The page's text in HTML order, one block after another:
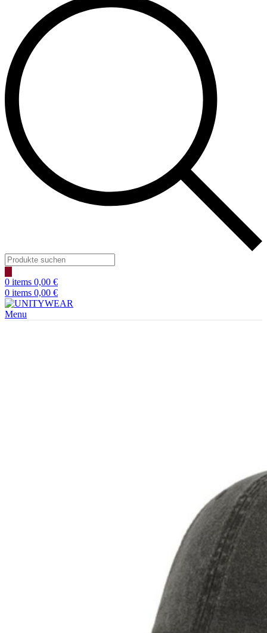
Products
search
0 items 0,00 €
0 items 0,00 €
Menu